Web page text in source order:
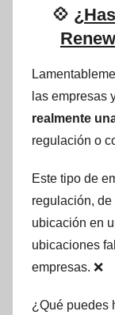
💠
las empresas
realmente
regulación o
Este tipo de
regulación,
ubicación en
ubicaciones
empresas. ❌
¿Qué puedes